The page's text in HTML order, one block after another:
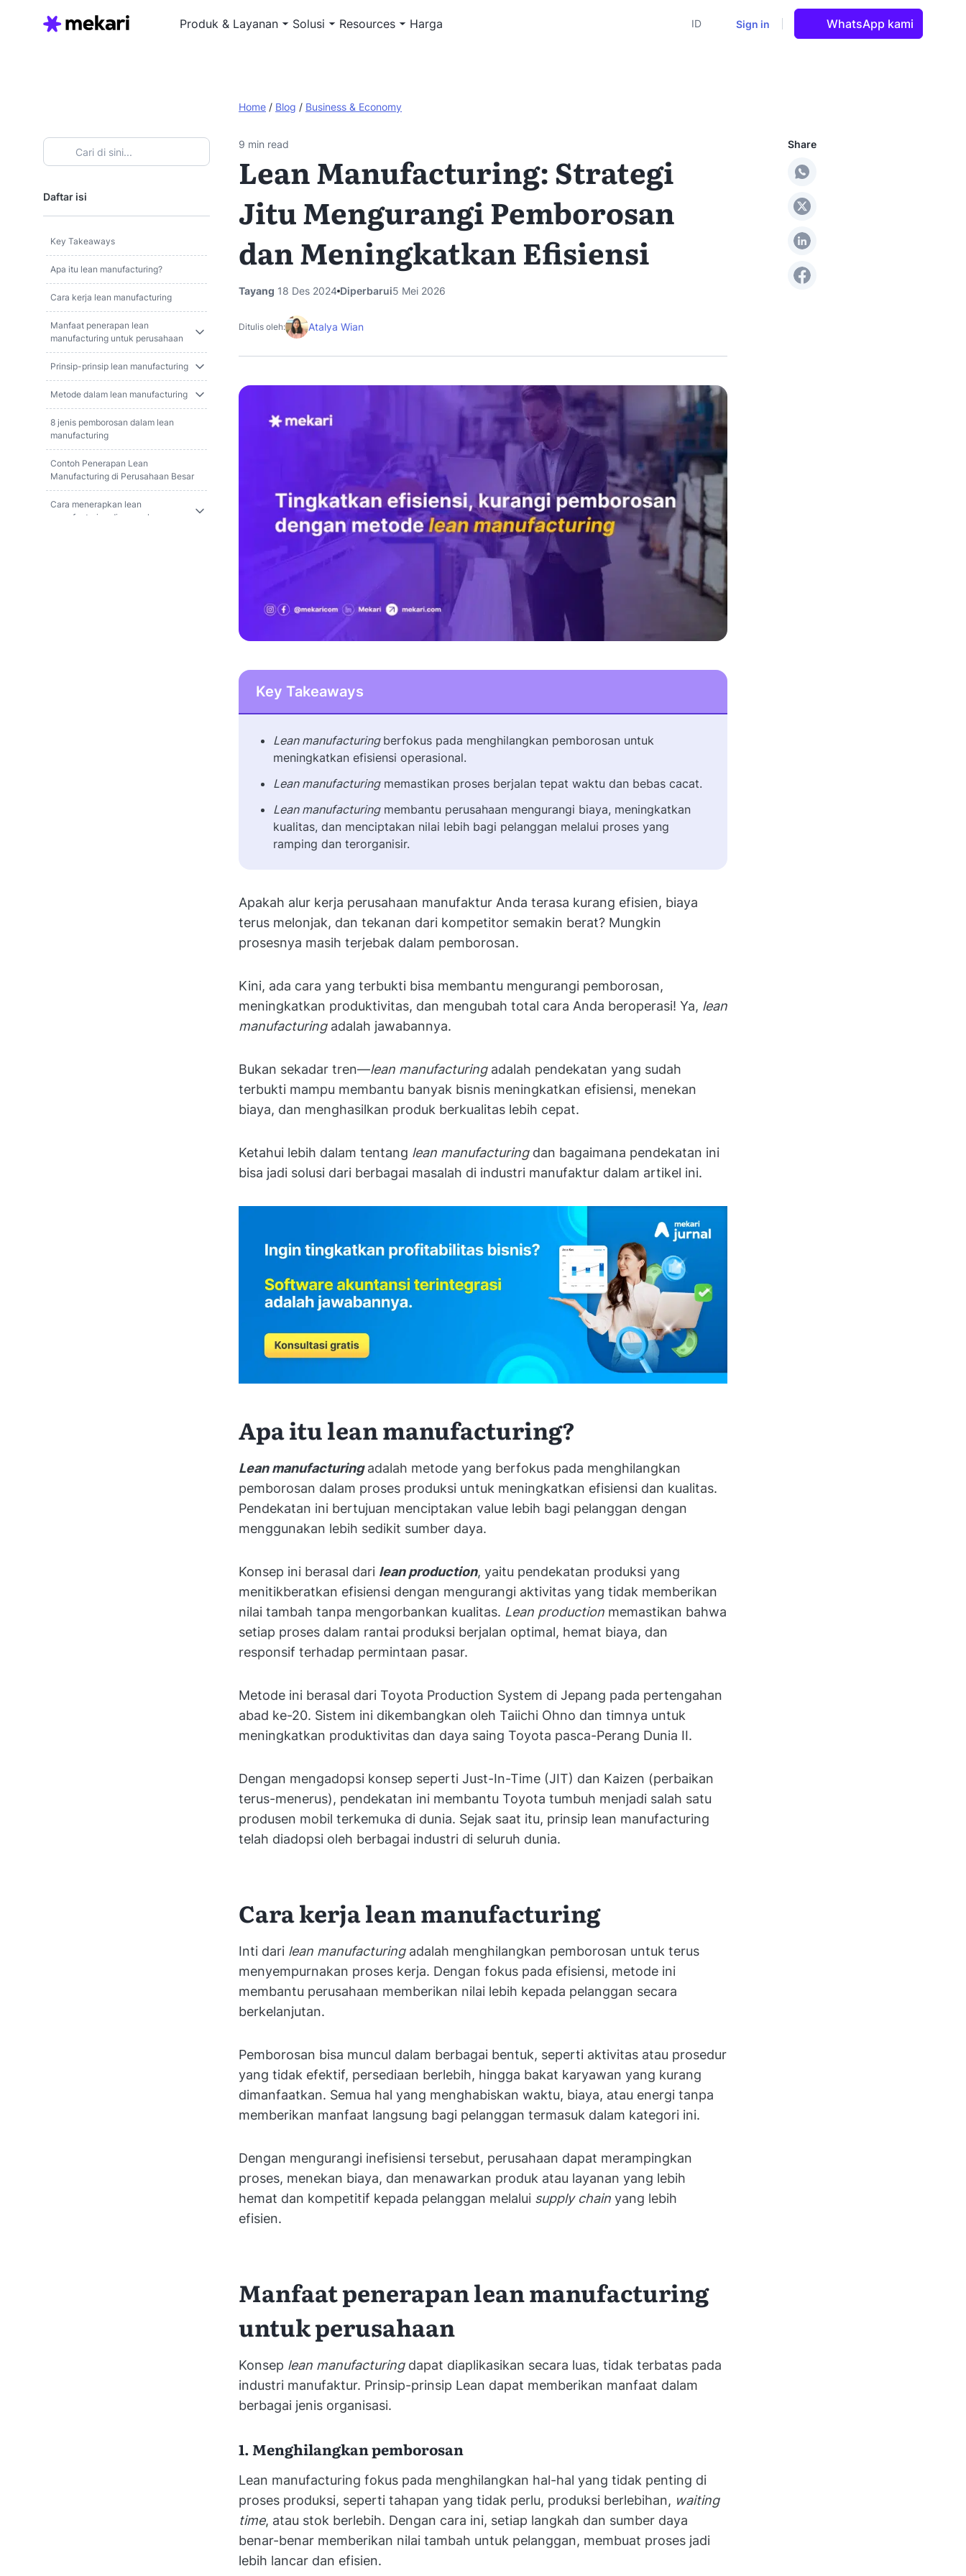
Produk & Layanan Solusi Resources Harga ID Sign in WhatsApp kami
Home / Blog / Business & Economy
Daftar isi
Key Takeaways
Apa itu lean manufacturing?
Cara kerja lean manufacturing
Manfaat penerapan lean
manufacturing untuk perusahaan
Prinsip-prinsip lean manufacturing
Metode dalam lean manufacturing
8 jenis pemborosan dalam lean
manufacturing
Contoh Penerapan Lean
Manufacturing di Perusahaan Besar
Cara menerapkan lean
manufacturing di perusahaan
9 min read
Lean Manufacturing: Strategi
Jitu Mengurangi Pemborosan
dan Meningkatkan Efisiensi
Tayang 18 Des 2024 Diperbarui5 Mei 2026
Ditulis oleh: Atalya Wian
Key Takeaways
Lean manufacturing berfokus pada menghilangkan pemborosan untuk
meningkatkan efisiensi operasional.
Lean manufacturingmemastikan proses berjalan tepat waktu dan bebas cacat.
Lean manufacturingmembantu perusahaan mengurangi biaya, meningkatkan
kualitas, dan menciptakan nilai lebih bagi pelanggan melalui proses yang
ramping dan terorganisir.
Apakah alur kerja perusahaan manufaktur Anda terasa kurang efisien, biaya
terus melonjak, dan tekanan dari kompetitor semakin berat? Mungkin
prosesnya masih terjebak dalam pemborosan.
Kini, ada cara yang terbukti bisa membantu mengurangi pemborosan,
meningkatkan produktivitas, dan mengubah total cara Anda beroperasi! Ya, lean
manufacturing adalah jawabannya.
Bukan sekadar tren—lean manufacturingadalah pendekatan yang sudah
terbukti mampu membantu banyak bisnis meningkatkan efisiensi, menekan
biaya, dan menghasilkan produk berkualitas lebih cepat.
Ketahui lebih dalam tentang lean manufacturingdan bagaimana pendekatan ini
bisa jadi solusi dari berbagai masalah di industri manufaktur dalam artikel ini.
Apa itu lean manufacturing?
Lean manufacturingadalah metode yang berfokus pada menghilangkan
pemborosan dalam proses produksi untuk meningkatkan efisiensi dan kualitas.
Pendekatan ini bertujuan menciptakan value lebih bagi pelanggan dengan
menggunakan lebih sedikit sumber daya.
Konsep ini berasal dari lean production, yaitu pendekatan produksi yang
menitikberatkan efisiensi dengan mengurangi aktivitas yang tidak memberikan
nilai tambah tanpa mengorbankan kualitas. Lean production memastikan bahwa
setiap proses dalam rantai produksi berjalan optimal, hemat biaya, dan
responsif terhadap permintaan pasar.
Metode ini berasal dari Toyota Production System di Jepang pada pertengahan
abad ke-20. Sistem ini dikembangkan oleh Taiichi Ohno dan timnya untuk
meningkatkan produktivitas dan daya saing Toyota pasca-Perang Dunia II.
Dengan mengadopsi konsep seperti Just-In-Time (JIT) dan Kaizen (perbaikan
terus-menerus), pendekatan ini membantu Toyota tumbuh menjadi salah satu
produsen mobil terkemuka di dunia. Sejak saat itu, prinsip lean manufacturing
telah diadopsi oleh berbagai industri di seluruh dunia.
Cara kerja lean manufacturing
Inti dari lean manufacturingadalah menghilangkan pemborosan untuk terus
menyempurnakan proses kerja. Dengan fokus pada efisiensi, metode ini
membantu perusahaan memberikan nilai lebih kepada pelanggan secara
berkelanjutan.
Pemborosan bisa muncul dalam berbagai bentuk, seperti aktivitas atau prosedur
yang tidak efektif, persediaan berlebih, hingga bakat karyawan yang kurang
dimanfaatkan. Semua hal yang menghabiskan waktu, biaya, atau energi tanpa
memberikan manfaat langsung bagi pelanggan termasuk dalam kategori ini.
Dengan mengurangi inefisiensi tersebut, perusahaan dapat merampingkan
proses, menekan biaya, dan menawarkan produk atau layanan yang lebih
hemat dan kompetitif kepada pelanggan melalui supply chain yang lebih
efisien.
Manfaat penerapan lean manufacturing
untuk perusahaan
Konsep lean manufacturing dapat diaplikasikan secara luas, tidak terbatas pada
industri manufaktur. Prinsip-prinsip Lean dapat memberikan manfaat dalam
berbagai jenis organisasi.
1. Menghilangkan pemborosan
Lean manufacturing fokus pada menghilangkan hal-hal yang tidak penting di
proses produksi, seperti tahapan yang tidak perlu, produksi berlebihan, waiting
time, atau stok berlebih. Dengan cara ini, setiap langkah dan sumber daya
benar-benar memberikan nilai tambah untuk pelanggan, membuat proses jadi
lebih lancar dan efisien.
Share